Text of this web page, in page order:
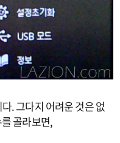
. 그다지 어려운 것은 없
골라보면,